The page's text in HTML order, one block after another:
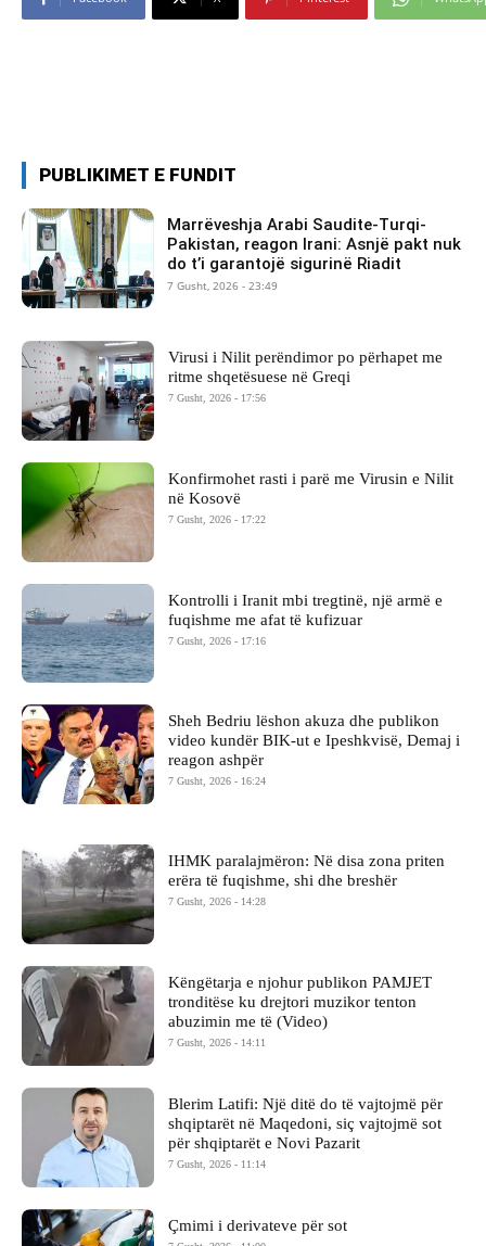
PUBLIKIMET E FUNDIT
Marrëveshja Arabi Saudite-Turqi-
Pakistan, reagon Irani: Asnjë pakt nuk
do t’i garantojë sigurinë Riadit
7 Gusht, 2026 - 23:49
Virusi i Nilit perëndimor po përhapet me
ritme shqetësuese në Greqi
7 Gusht, 2026 - 17:56
Konfirmohet rasti i parë me Virusin e Nilit
në Kosovë
7 Gusht, 2026 - 17:22
Kontrolli i Iranit mbi tregtinë, një armë e
fuqishme me afat të kufizuar
7 Gusht, 2026 - 17:16
Sheh Bedriu lëshon akuza dhe publikon
video kundër BIK-ut e Ipeshkvisë, Demaj i
reagon ashpër
7 Gusht, 2026 - 16:24
IHMK paralajmëron: Në disa zona priten
erëra të fuqishme, shi dhe breshër
7 Gusht, 2026 - 14:28
Këngëtarja e njohur publikon PAMJET
tronditëse ku drejtori muzikor tenton
abuzimin me të (Video)
7 Gusht, 2026 - 14:11
Blerim Latifi: Një ditë do të vajtojmë për
shqiptarët në Maqedoni, siç vajtojmë sot
për shqiptarët e Novi Pazarit
7 Gusht, 2026 - 11:14
Çmimi i derivateve për sot